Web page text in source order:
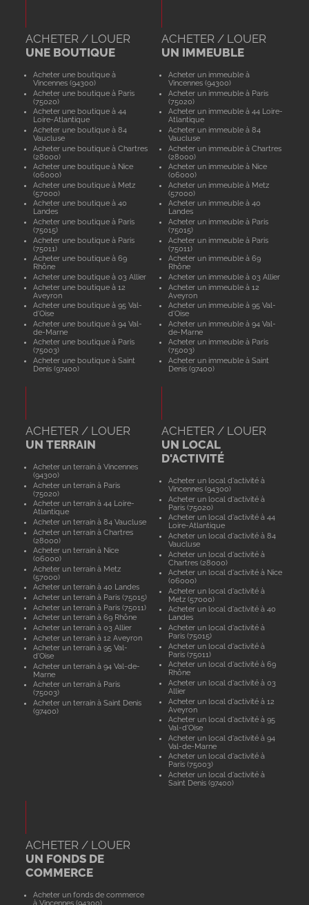
ACHETER / LOUER
UNE BOUTIQUE
Acheter une boutique à
Vincennes (94300)
Acheter une boutique à Paris
(75020)
Acheter une boutique à 44
Loire-Atlantique
Acheter une boutique à 84
Vaucluse
Acheter une boutique à Chartres
(28000)
Acheter une boutique à Nice
(06000)
Acheter une boutique à Metz
(57000)
Acheter une boutique à 40
Landes
Acheter une boutique à Paris
(75015)
Acheter une boutique à Paris
(75011)
Acheter une boutique à 69
Rhône
Acheter une boutique à 03 Allier
Acheter une boutique à 12
Aveyron
Acheter une boutique à 95 Val-
d'Oise
Acheter une boutique à 94 Val-
de-Marne
Acheter une boutique à Paris
(75003)
Acheter une boutique à Saint
Denis (97400)
ACHETER / LOUER
UN IMMEUBLE
Acheter un immeuble à
Vincennes (94300)
Acheter un immeuble à Paris
(75020)
Acheter un immeuble à 44 Loire-
Atlantique
Acheter un immeuble à 84
Vaucluse
Acheter un immeuble à Chartres
(28000)
Acheter un immeuble à Nice
(06000)
Acheter un immeuble à Metz
(57000)
Acheter un immeuble à 40
Landes
Acheter un immeuble à Paris
(75015)
Acheter un immeuble à Paris
(75011)
Acheter un immeuble à 69
Rhône
Acheter un immeuble à 03 Allier
Acheter un immeuble à 12
Aveyron
Acheter un immeuble à 95 Val-
d'Oise
Acheter un immeuble à 94 Val-
de-Marne
Acheter un immeuble à Paris
(75003)
Acheter un immeuble à Saint
Denis (97400)
ACHETER / LOUER
UN TERRAIN
Acheter un terrain à Vincennes
(94300)
Acheter un terrain à Paris
(75020)
Acheter un terrain à 44 Loire-
Atlantique
Acheter un terrain à 84 Vaucluse
Acheter un terrain à Chartres
(28000)
Acheter un terrain à Nice
(06000)
Acheter un terrain à Metz
(57000)
Acheter un terrain à 40 Landes
Acheter un terrain à Paris (75015)
Acheter un terrain à Paris (75011)
Acheter un terrain à 69 Rhône
Acheter un terrain à 03 Allier
Acheter un terrain à 12 Aveyron
Acheter un terrain à 95 Val-
d'Oise
Acheter un terrain à 94 Val-de-
Marne
Acheter un terrain à Paris
(75003)
Acheter un terrain à Saint Denis
(97400)
ACHETER / LOUER
UN LOCAL
D'ACTIVITÉ
Acheter un local d'activité à
Vincennes (94300)
Acheter un local d'activité à
Paris (75020)
Acheter un local d'activité à 44
Loire-Atlantique
Acheter un local d'activité à 84
Vaucluse
Acheter un local d'activité à
Chartres (28000)
Acheter un local d'activité à Nice
(06000)
Acheter un local d'activité à
Metz (57000)
Acheter un local d'activité à 40
Landes
Acheter un local d'activité à
Paris (75015)
Acheter un local d'activité à
Paris (75011)
Acheter un local d'activité à 69
Rhône
Acheter un local d'activité à 03
Allier
Acheter un local d'activité à 12
Aveyron
Acheter un local d'activité à 95
Val-d'Oise
Acheter un local d'activité à 94
Val-de-Marne
Acheter un local d'activité à
Paris (75003)
Acheter un local d'activité à
Saint Denis (97400)
ACHETER / LOUER
UN FONDS DE
COMMERCE
Acheter un fonds de commerce
à Vincennes (94300)